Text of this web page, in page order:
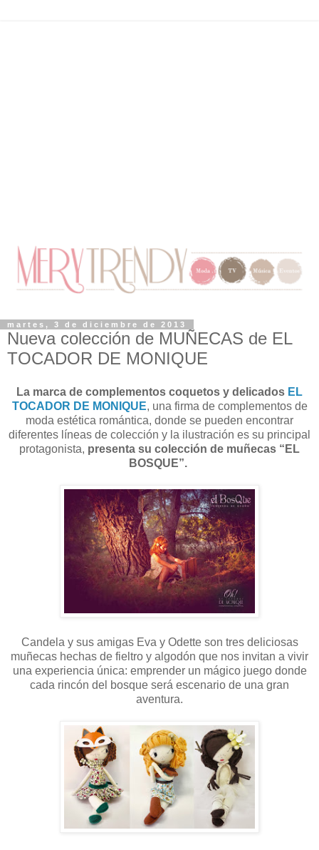
martes, 3 de diciembre de 2013
Nueva colección de MUÑECAS de EL
TOCADOR DE MONIQUE
La marca de complementos coquetos y delicados EL
TOCADOR DE MONIQUE, una firma de complementos de
moda estética romántica, donde se pueden encontrar
diferentes líneas de colección y la ilustración es su principal
protagonista, presenta su colección de muñecas “EL
BOSQUE”.
Candela y sus amigas Eva y Odette son tres deliciosas
muñecas hechas de fieltro y algodón que nos invitan a vivir
una experiencia única: emprender un mágico juego donde
cada rincón del bosque será escenario de una gran
aventura.